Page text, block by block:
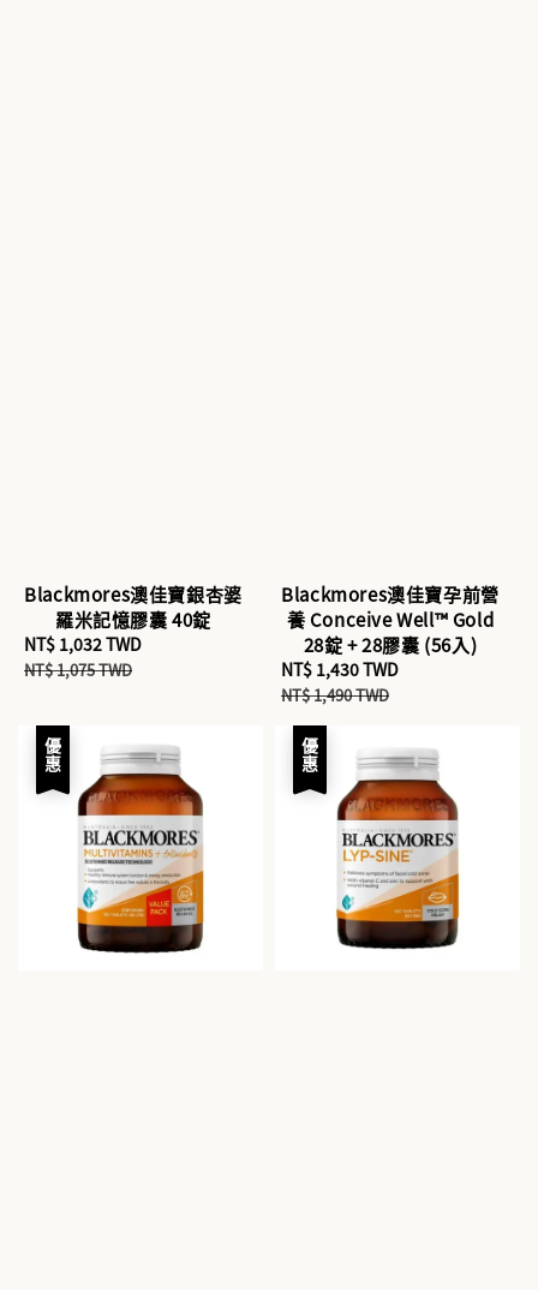
Blackmores澳佳寶銀杏婆
羅米記憶膠囊 40錠
Sale
price
NT$ 1,032 TWD
NT$ 1,075 TWD
Blackmores澳佳寶孕前營
養 Conceive Well™ Gold
28錠 + 28膠囊 (56入)
Sale
price
NT$ 1,430 TWD
NT$ 1,490 TWD
優惠 優惠